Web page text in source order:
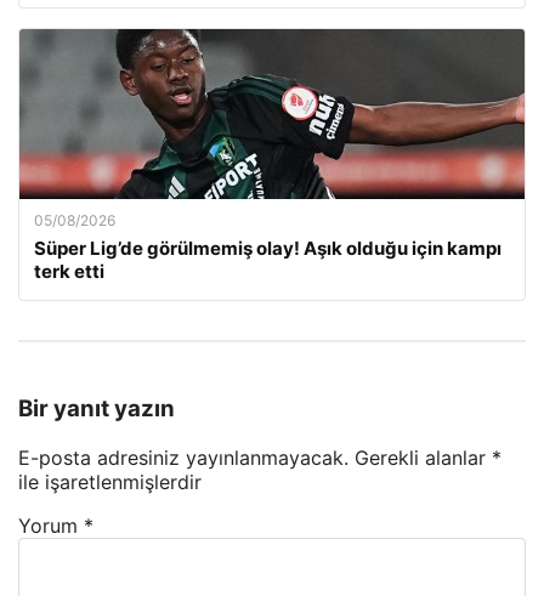
05/08/2026
Süper Lig’de görülmemiş olay! Aşık olduğu için kampı
terk etti
Bir yanıt yazın
E-posta adresiniz yayınlanmayacak. Gerekli alanlar *
ile işaretlenmişlerdir
Yorum *